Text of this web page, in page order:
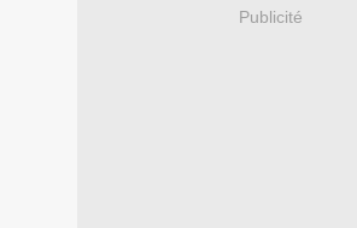
Publicité